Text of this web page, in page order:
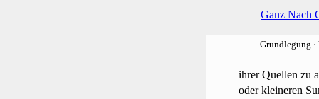
Ganz Nach
Grundlegung
ihrer Quellen zu
oder kleineren